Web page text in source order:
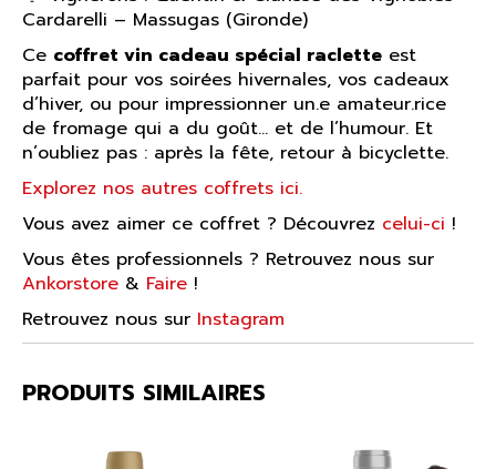
Cardarelli – Massugas (Gironde)
Ce coffret vin cadeau spécial raclette est
parfait pour vos soirées hivernales, vos cadeaux
d’hiver, ou pour impressionner un.e amateur.rice
de fromage qui a du goût… et de l’humour. Et
n’oubliez pas : après la fête, retour à bicyclette.
Explorez nos autres coffrets ici.
Vous avez aimer ce coffret ? Découvrez celui-ci !
Vous êtes professionnels ? Retrouvez nous sur
Ankorstore & Faire !
Retrouvez nous sur Instagram
PRODUITS SIMILAIRES